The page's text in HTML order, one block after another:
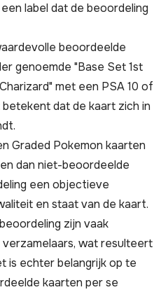
label dat de beoordeling
beoordeelde
genoemde "Base Set 1st
met een PSA 10 of
dat de kaart zich in
Graded Pokemon kaarten
dan niet-beoordeelde
een objectieve
en staat van de kaart.
zijn vaak
wat resulteert
is echter belangrijk op te
kaarten per se